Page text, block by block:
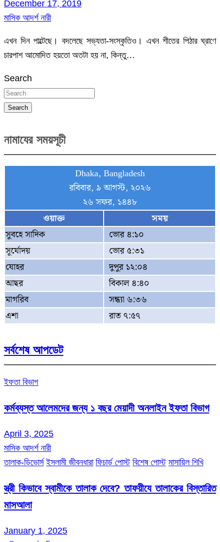
December 17, 2019
মাসিক আদর্শ নারী
এখন দিন পাল্টেছে। বদলেছে সভ্যতা-সংস্কৃতিও। এখন শীতের পিঠার ঘ্রাণে
চারপাশ আমোদিত হয়তো অতটা হয় না, কিন্তু…
Search
Search
নামাযের সময়সূচী
Dhaka, Bangladesh
রবিবার, ৯ আগস্ট, ২০২৬
২৬ সফর, ১৪৪৮
ওয়াক্ত
সময়
সুবহে সাদিক
ভোর ৪:১০
সূর্যোদয়
ভোর ৫:৩১
যোহর
দুপুর ১২:০৪
আছর
বিকাল ৪:৪০
মাগরিব
সন্ধ্যা ৬:৩৬
এশা
রাত ৭:৫৭
সর্বশেষ আপডেট
ইফতা বিভাগ
কর্মব্যস্ত আলেমদের জন্য ১ বছর মেয়াদী অনলাইন ইফতা বিভাগ
April 3, 2025
মাসিক আদর্শ নারী
তালাক-ডিভোর্স ইসলামী জীবনধারা ফিচার্ড পোস্ট বিশেষ পোস্ট মাসায়িল শিখি
স্ত্রী কিভাবে স্বামীকে তালাক দেবে? তাফয়ীযে তালাকের বিস্তারিত
মাসআলা
January 1, 2025